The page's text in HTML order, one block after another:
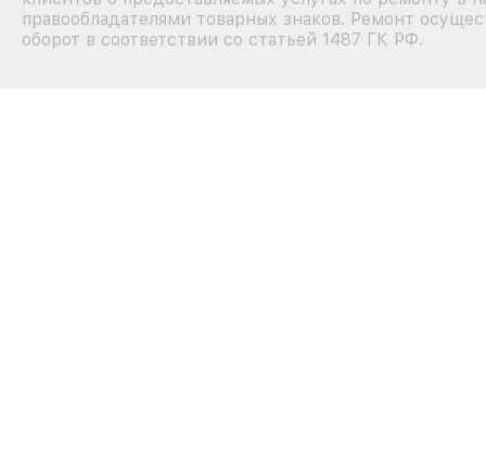
правообладателями товарных знаков. Ремонт
оборот в соответствии со статьей 1487 ГК РФ.